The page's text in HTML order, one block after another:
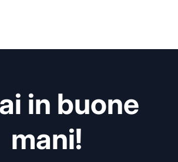
in buone
mani!